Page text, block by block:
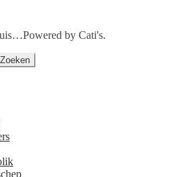
by Cati's.
Zoeken